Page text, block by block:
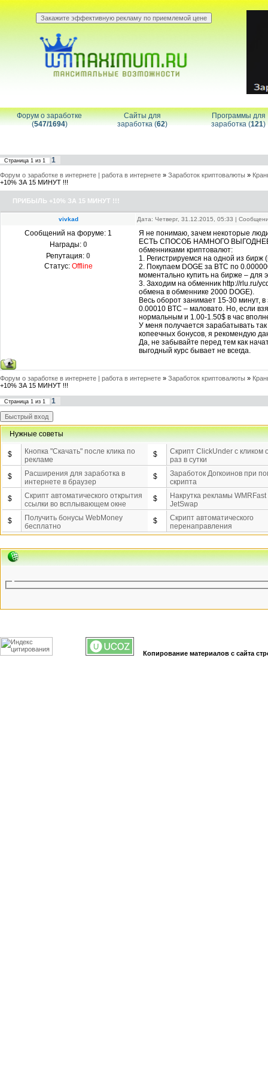
Форум о заработке
(547/1694)
Сайты для
заработка (62)
Программы для
заработка (121)
Страница 1 из 1 1
Форум о заработке в интернете | работа в интернете » Заработок криптовалюты »
+10% ЗА 15 МИНУТ !!!
ПРИБЫЛЬ +10% ЗА 15 МИНУТ !!!
vivkad Дата: Четверг, 31.12.2015, 05:33 |
Сообщений на форуме: 1
Награды: 0
Репутация: 0
Статус: Offline
Я не понимаю, зачем некоторые
ЕСТЬ СПОСОБ НАМНОГО ВЫГОДНЕЕ
обменниками криптовалют:
1. Регистрируемся на одной из
2. Покупаем DOGE за BTC по
моментально купить на бирже – для
3. Заходим на обменник http://rlu.ru/
обмена в обменнике 2000 DOGE).
Весь оборот занимает 15-30 минут,
0.00010 BTC – маловато. Но, если
нормальным и 1.00-1.50$ в час
У меня получается зарабатывать
копеечных бонусов, я рекомендую
Да, не забывайте перед тем как
выгодный курс бывает не всегда.
Форум о заработке в интернете | работа в интернете » Заработок криптовалюты »
+10% ЗА 15 МИНУТ !!!
Страница 1 из 1 1
Нужные советы
$
Кнопка "Скачать" после клика по
рекламе
$
Скрипт ClickUnder с кликом
раз в сутки
$
Расширения для заработка в
интернете в браузер
$
Заработок Догкоинов при
скрипта
$
Скрипт автоматического открытия
ссылки во всплывающем окне
$
Накрутка рекламы WMRFast
JetSwap
$
Получить бонусы WebMoney
бесплатно
$
Скрипт автоматического
перенаправления
Копирование материалов с сайта